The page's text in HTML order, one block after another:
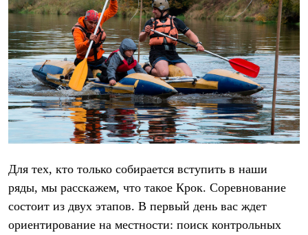
Рубашки
Толстовки
Брюки
Шорты
Женская одежда
Утепленная пухом
Куртки
Брюки
Жилеты
Утепленная синтетикой
Куртки
Штормовая одежда
Куртки
Софтшелл одежда
Куртки
Лёгкая одежда
Для тех, кто только собирается вступить в наши
ряды, мы расскажем, что такое Крок. Соревнование
состоит из двух этапов. В первый день вас ждет
ориентирование на местности: поиск контрольных